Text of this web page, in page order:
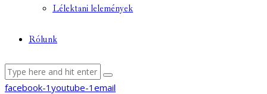
Lélektani lelemények
Rólunk
facebook-1 youtube-1 email